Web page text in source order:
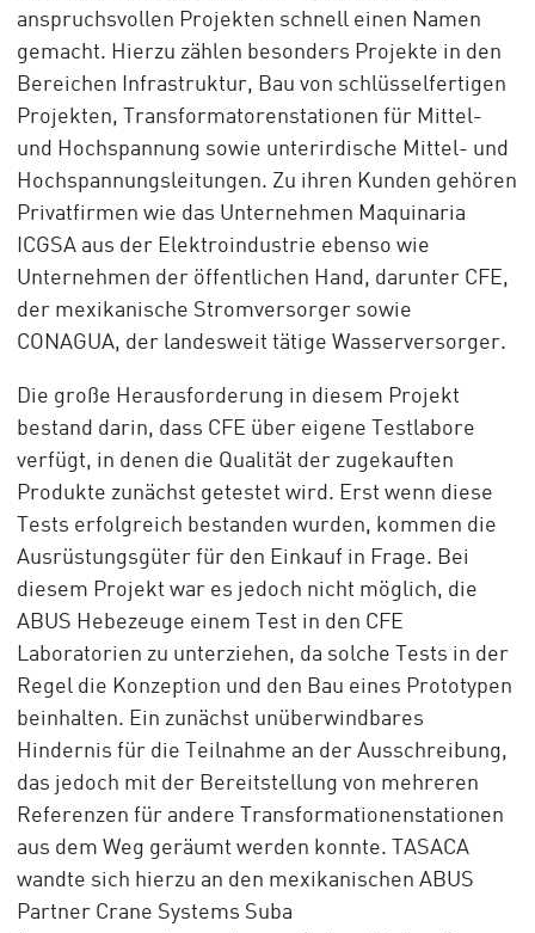
anspruchsvollen Projekten schnell einen Namen
gemacht. Hierzu zählen besonders Projekte in den
Bereichen Infrastruktur, Bau von schlüsselfertigen
Projekten, Transformatorenstationen für Mittel-
und Hochspannung sowie unterirdische Mittel- und
Hochspannungsleitungen. Zu ihren Kunden gehören
Privatfirmen wie das Unternehmen Maquinaria
ICGSA aus der Elektroindustrie ebenso wie
Unternehmen der öffentlichen Hand, darunter CFE,
der mexikanische Stromversorger sowie
CONAGUA, der landesweit tätige Wasserversorger.
Die große Herausforderung in diesem Projekt
bestand darin, dass CFE über eigene Testlabore
verfügt, in denen die Qualität der zugekauften
Produkte zunächst getestet wird. Erst wenn diese
Tests erfolgreich bestanden wurden, kommen die
Ausrüstungsgüter für den Einkauf in Frage. Bei
diesem Projekt war es jedoch nicht möglich, die
ABUS Hebezeuge einem Test in den CFE
Laboratorien zu unterziehen, da solche Tests in der
Regel die Konzeption und den Bau eines Prototypen
beinhalten. Ein zunächst unüberwindbares
Hindernis für die Teilnahme an der Ausschreibung,
das jedoch mit der Bereitstellung von mehreren
Referenzen für andere Transformationenstationen
aus dem Weg geräumt werden konnte. TASACA
wandte sich hierzu an den mexikanischen ABUS
Partner Crane Systems Suba